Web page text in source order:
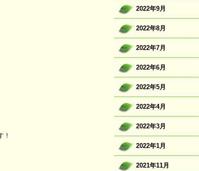
！
2022年9月
2022年8月
2022年7月
2022年6月
2022年5月
2022年4月
2022年3月
2022年1月
2021年11月